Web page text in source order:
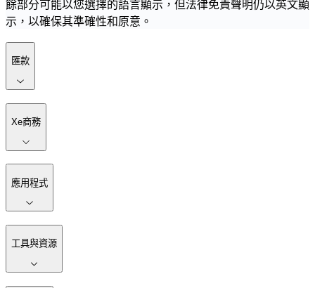
餘部分可能以您選擇的語言顯示，但法律免責聲明仍以英文顯
示，以確保其準確性和原意。
匯款
Xe商務
應用程式
工具與資源